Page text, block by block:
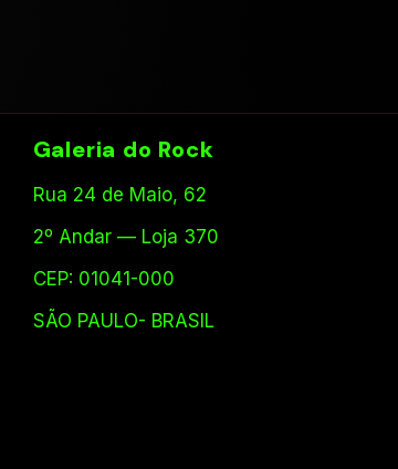
Galeria do Rock
Rua 24 de Maio, 62
2º Andar — Loja 370
CEP: 01041-000
SÃO PAULO- BRASIL